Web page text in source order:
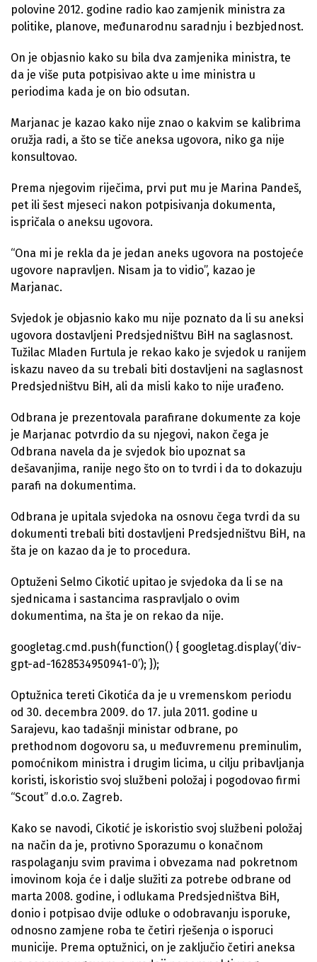
polovine 2012. godine radio kao zamjenik ministra za
politike, planove, međunarodnu saradnju i bezbjednost.
On je objasnio kako su bila dva zamjenika ministra, te
da je više puta potpisivao akte u ime ministra u
periodima kada je on bio odsutan.
Marjanac je kazao kako nije znao o kakvim se kalibrima
oružja radi, a što se tiče aneksa ugovora, niko ga nije
konsultovao.
Prema njegovim riječima, prvi put mu je Marina Pandeš,
pet ili šest mjeseci nakon potpisivanja dokumenta,
ispričala o aneksu ugovora.
“Ona mi je rekla da je jedan aneks ugovora na postojeće
ugovore napravljen. Nisam ja to vidio”, kazao je
Marjanac.
Svjedok je objasnio kako mu nije poznato da li su aneksi
ugovora dostavljeni Predsjedništvu BiH na saglasnost.
Tužilac Mladen Furtula je rekao kako je svjedok u ranijem
iskazu naveo da su trebali biti dostavljeni na saglasnost
Predsjedništvu BiH, ali da misli kako to nije urađeno.
Odbrana je prezentovala parafirane dokumente za koje
je Marjanac potvrdio da su njegovi, nakon čega je
Odbrana navela da je svjedok bio upoznat sa
dešavanjima, ranije nego što on to tvrdi i da to dokazuju
parafi na dokumentima.
Odbrana je upitala svjedoka na osnovu čega tvrdi da su
dokumenti trebali biti dostavljeni Predsjedništvu BiH, na
šta je on kazao da je to procedura.
Optuženi Selmo Cikotić upitao je svjedoka da li se na
sjednicama i sastancima raspravljalo o ovim
dokumentima, na šta je on rekao da nije.
googletag.cmd.push(function() { googletag.display(‘div-
gpt-ad-1628534950941-0’); });
Optužnica tereti Cikotića da je u vremenskom periodu
od 30. decembra 2009. do 17. jula 2011. godine u
Sarajevu, kao tadašnji ministar odbrane, po
prethodnom dogovoru sa, u međuvremenu preminulim,
pomoćnikom ministra i drugim licima, u cilju pribavljanja
koristi, iskoristio svoj službeni položaj i pogodovao firmi
“Scout” d.o.o. Zagreb.
Kako se navodi, Cikotić je iskoristio svoj službeni položaj
na način da je, protivno Sporazumu o konačnom
raspolaganju svim pravima i obvezama nad pokretnom
imovinom koja će i dalje služiti za potrebe odbrane od
marta 2008. godine, i odlukama Predsjedništva BiH,
donio i potpisao dvije odluke o odobravanju isporuke,
odnosno zamjene roba te četiri rješenja o isporuci
municije. Prema optužnici, on je zaključio četiri aneksa